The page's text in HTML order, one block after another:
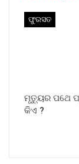
ଫୁରସତ
ମୃତ୍ୟୁର ପଥେ
କିଏ ?